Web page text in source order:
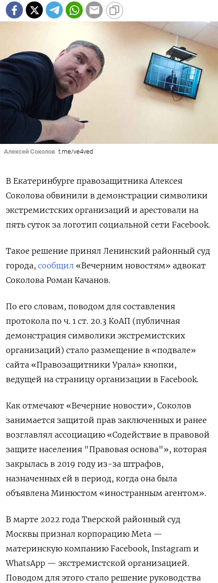
Алексей Соколов t.me/ve4ved
В Екатеринбурге правозащитника Алексея
Соколова обвинили в демонстрации символики
экстремистских организаций и арестовали на
пять суток за логотип социальной сети Facebook.
Такое решение принял Ленинский районный суд
города, сообщил «Вечерним новостям» адвокат
Соколова Роман Качанов.
По его словам, поводом для составления
протокола по ч. 1 ст. 20.3 КоАП (публичная
демонстрация символики экстремистских
организаций) стало размещение в «подвале»
сайта «Правозащитники Урала» кнопки,
ведущей на страницу организации в Facebook.
Как отмечают «Вечерние новости», Соколов
занимается защитой прав заключенных и ранее
возглавлял ассоциацию «Содействие в правовой
защите населения "Правовая основа"», которая
закрылась в 2019 году из-за штрафов,
назначенных ей в период, когда она была
объявлена Минюстом «иностранным агентом».
В марте 2022 года Тверской районный суд
Москвы признал корпорацию Meta —
материнскую компанию Facebook, Instagram и
WhatsApp — экстремистской организацией.
Поводом для этого стало решение руководства